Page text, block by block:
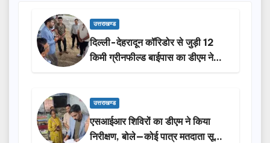
उत्तराखण्ड
दिल्ली-देहरादून कॉरिडोर से जुड़ी 12
किमी ग्रीनफील्ड बाईपास का डीएम ने
किया निरीक्षण…
उत्तराखण्ड
एसआईआर शिविरों का डीएम ने किया
निरीक्षण, बोले—कोई पात्र मतदाता सूची